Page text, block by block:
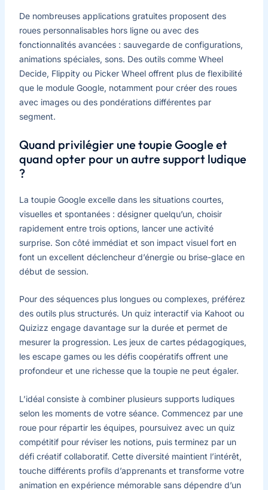
De nombreuses applications gratuites proposent des
roues personnalisables hors ligne ou avec des
fonctionnalités avancées : sauvegarde de configurations,
animations spéciales, sons. Des outils comme Wheel
Decide, Flippity ou Picker Wheel offrent plus de flexibilité
que le module Google, notamment pour créer des roues
avec images ou des pondérations différentes par
segment.
Quand privilégier une toupie Google et
quand opter pour un autre support ludique
?
La toupie Google excelle dans les situations courtes,
visuelles et spontanées : désigner quelqu’un, choisir
rapidement entre trois options, lancer une activité
surprise. Son côté immédiat et son impact visuel fort en
font un excellent déclencheur d’énergie ou brise-glace en
début de session.
Pour des séquences plus longues ou complexes, préférez
des outils plus structurés. Un quiz interactif via Kahoot ou
Quizizz engage davantage sur la durée et permet de
mesurer la progression. Les jeux de cartes pédagogiques,
les escape games ou les défis coopératifs offrent une
profondeur et une richesse que la toupie ne peut égaler.
L’idéal consiste à combiner plusieurs supports ludiques
selon les moments de votre séance. Commencez par une
roue pour répartir les équipes, poursuivez avec un quiz
compétitif pour réviser les notions, puis terminez par un
défi créatif collaboratif. Cette diversité maintient l’intérêt,
touche différents profils d’apprenants et transforme votre
animation en expérience mémorable sans dépendre d’un